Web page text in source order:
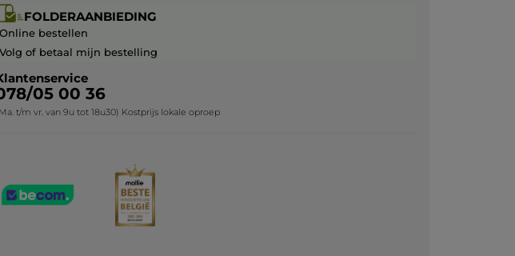
FOLDERAANBIEDING
Online bestellen
Volg of betaal mijn bestelling
05 00 36
t/m vr. van 9u tot 18u30) Kostprijs lokale oproep